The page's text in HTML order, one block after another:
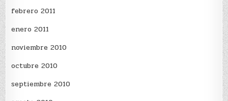
febrero 2011
enero 2011
noviembre 2010
octubre 2010
septiembre 2010